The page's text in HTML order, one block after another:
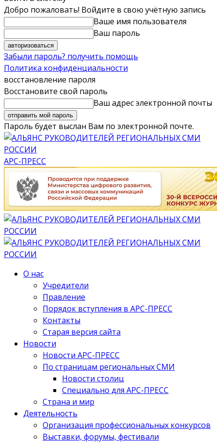
Добро пожаловать! Войдите в свою учётную запись
Ваше имя пользователя
Ваш пароль
Забыли пароль? получить помощь
Политика конфиденциальности
восстановление пароля
Восстановите свой пароль
Ваш адрес электронной почты
Пароль будет выслан Вам по электронной почте.
АРС-ПРЕСС
О нас
Учредители
Правление
Порядок вступления в АРС-ПРЕСС
Контакты
Старая версия сайта
Новости
Новости АРС-ПРЕСС
По страницам региональных СМИ
Новости столиц
Специально для АРС-ПРЕСС
Страна и мир
Деятельность
Организация профессиональных конкурсов
Выставки, форумы, фестивали